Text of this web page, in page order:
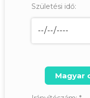
Születési idő:
Magyar